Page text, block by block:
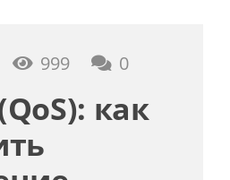
999 0
как